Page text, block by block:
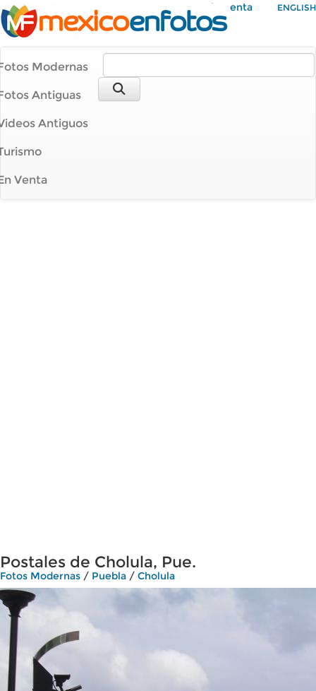
Mi Cuenta ENGLISH
Modernas
Antiguas
Antiguos
Venta
Postales de Cholula, Pue.
Fotos Modernas / Puebla / Cholula